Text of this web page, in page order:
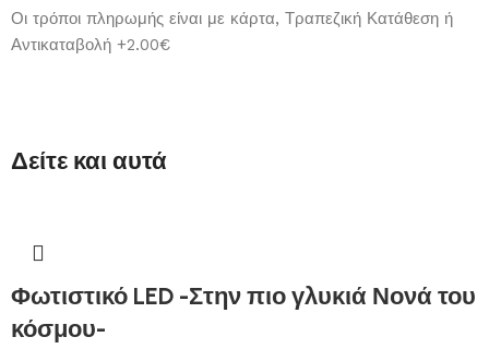
Οι τρόποι πληρωμής είναι με κάρτα, Τραπεζική Κατάθεση ή
Αντικαταβολή +2.00€
Δείτε και αυτά
Φωτιστικό LED -Στην πιο γλυκιά Νονά του
κόσμου-